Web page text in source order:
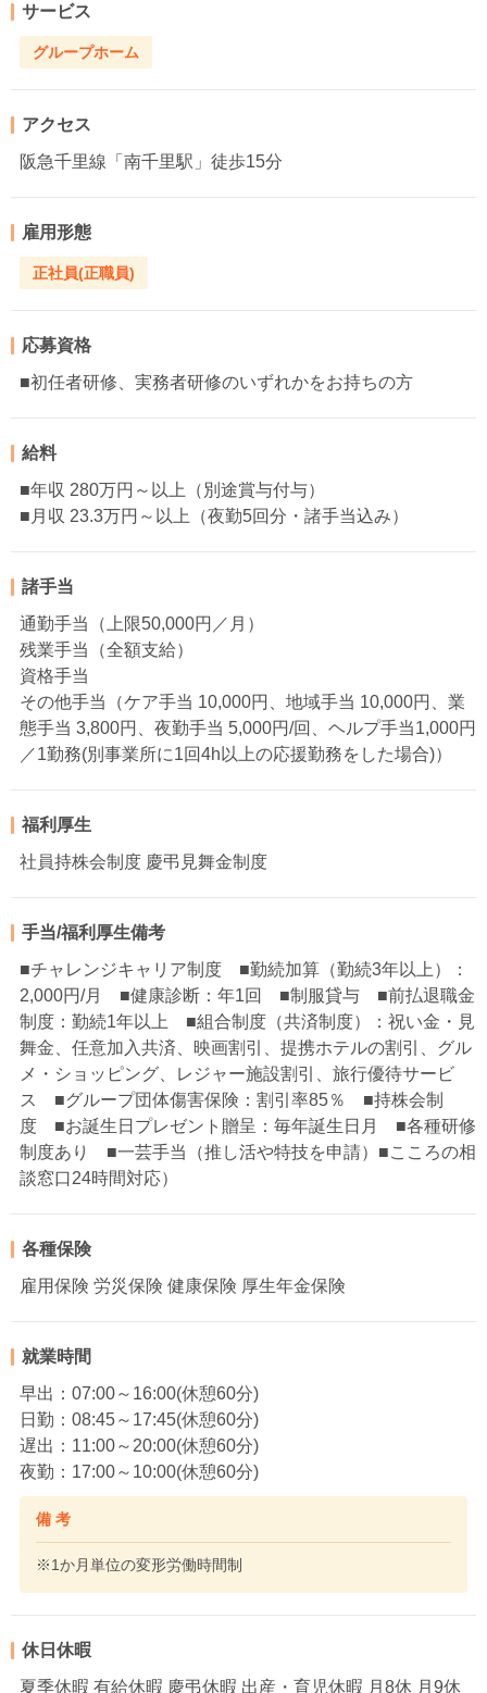
サービス
グループホーム
アクセス
阪急千里線「南千里駅」徒歩15分
雇用形態
正社員(正職員)
応募資格
■初任者研修、実務者研修のいずれかをお持ちの方
給料
■年収 280万円～以上（別途賞与付与）
■月収 23.3万円～以上（夜勤5回分・諸手当込み）
諸手当
通勤手当（上限50,000円／月）
残業手当（全額支給）
資格手当
その他手当（ケア手当 10,000円、地域手当 10,000円、業
態手当 3,800円、夜勤手当 5,000円/回、ヘルプ手当1,000円
／1勤務(別事業所に1回4h以上の応援勤務をした場合)）
福利厚生
社員持株会制度 慶弔見舞金制度
手当/福利厚生備考
■チャレンジキャリア制度 ■勤続加算（勤続3年以上）：
2,000円/月 ■健康診断：年1回 ■制服貸与 ■前払退職金
制度：勤続1年以上 ■組合制度（共済制度）：祝い金・見
舞金、任意加入共済、映画割引、提携ホテルの割引、グル
メ・ショッピング、レジャー施設割引、旅行優待サービ
ス ■グループ団体傷害保険：割引率85％ ■持株会制
度 ■お誕生日プレゼント贈呈：毎年誕生日月 ■各種研修
制度あり ■一芸手当（推し活や特技を申請）■こころの相
談窓口24時間対応）
各種保険
雇用保険 労災保険 健康保険 厚生年金保険
就業時間
早出：07:00～16:00(休憩60分)
日勤：08:45～17:45(休憩60分)
遅出：11:00～20:00(休憩60分)
夜勤：17:00～10:00(休憩60分)
備 考
※1か月単位の変形労働時間制
休日休暇
夏季休暇 有給休暇 慶弔休暇 出産・育児休暇 月8休 月9休